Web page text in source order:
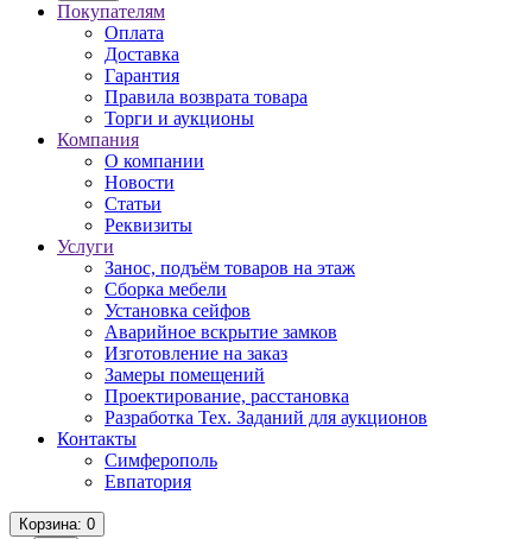
Покупателям
Оплата
Доставка
Гарантия
Правила возврата товара
Торги и аукционы
Компания
О компании
Новости
Статьи
Реквизиты
Услуги
Занос, подъём товаров на этаж
Сборка мебели
Установка сейфов
Аварийное вскрытие замков
Изготовление на заказ
Замеры помещений
Проектирование, расстановка
Разработка Тех. Заданий для аукционов
Контакты
Симферополь
Евпатория
Корзина: 0